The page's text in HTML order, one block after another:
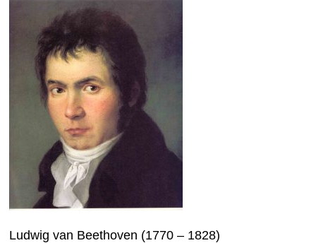
Ludwig van Beethoven (1770 – 1828)